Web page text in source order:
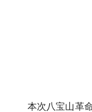
本次八宝山革命